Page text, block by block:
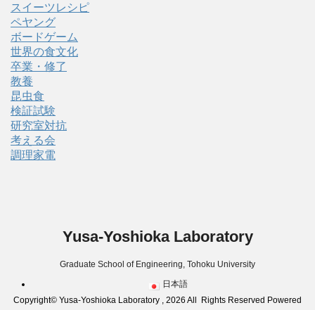
スイーツレシピ
ペヤング
ボードゲーム
世界の食文化
卒業・修了
教養
昆虫食
検証試験
研究室対抗
考える会
調理家電
Yusa-Yoshioka Laboratory
Graduate School of Engineering, Tohoku University
日本語
Copyright© Yusa-Yoshioka Laboratory , 2026 All Rights Reserved Powered